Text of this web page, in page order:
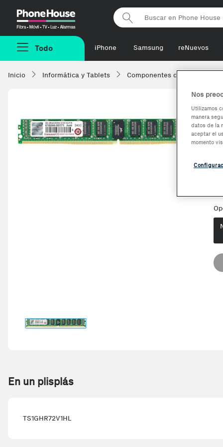
Phonehouse
Todo iPhone Samsung reNuevos
Inicio Informática y Tablets Componentes de ordenadores
En un plisplás
TS1GHR72V1HL
Nos
Utilizamos
manera
datos de la
aceptar el
momento